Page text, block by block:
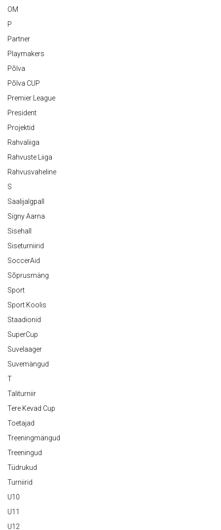
OM
P
Partner
Playmakers
Põlva
Põlva CUP
Premier League
President
Projektid
Rahvaliiga
Rahvuste Liiga
Rahvusvaheline
S
Saalijalgpall
Signy Aarna
Sisehall
Siseturniirid
SoccerAid
Sõprusmäng
Sport
Sport Koolis
Staadionid
SuperCup
Suvelaager
Suvemängud
T
Taliturniir
Tere Kevad Cup
Toetajad
Treeningmängud
Treeningud
Tüdrukud
Turniirid
U10
U11
U12